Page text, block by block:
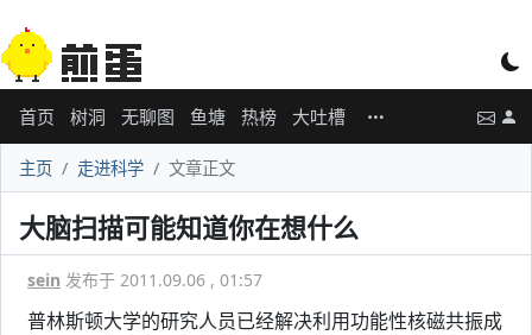
首页 树洞 无聊图 鱼塘 热榜 大吐槽
主页 走进科学 文章正文
大脑扫描可能知道你在想什么
sein 发布于 2011.09.06 , 01:57
普林斯顿大学的研究人员已经解决利用功能性核磁共振成